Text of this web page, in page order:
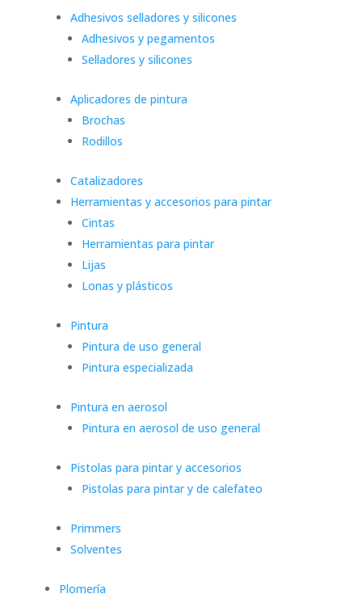
Adhesivos selladores y silicones
Adhesivos y pegamentos
Selladores y silicones
Aplicadores de pintura
Brochas
Rodillos
Catalizadores
Herramientas y accesorios para pintar
Cintas
Herramientas para pintar
Lijas
Lonas y plásticos
Pintura
Pintura de uso general
Pintura especializada
Pintura en aerosol
Pintura en aerosol de uso general
Pistolas para pintar y accesorios
Pistolas para pintar y de calefateo
Primmers
Solventes
Plomería